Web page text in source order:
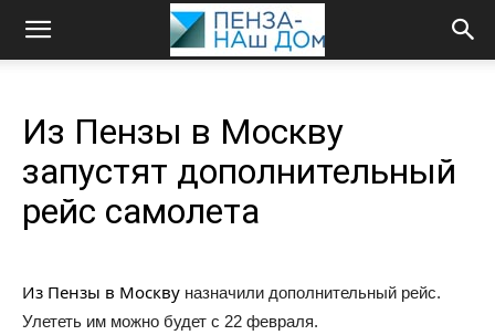
Из Пензы в Москву
запустят дополнительный
рейс самолета
Из Пензы в Москву назначили дополнительный рейс.
Улететь им можно будет с 22 февраля.